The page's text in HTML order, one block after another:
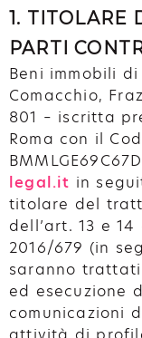
1. TITOLARE
PARTI
Beni immobili
Comacchio,
801 – iscritta
Roma con il
legal.it in
titolare del
dell’art. 13 e
2016/679 (in
saranno
ed esecuzione
comunicazioni